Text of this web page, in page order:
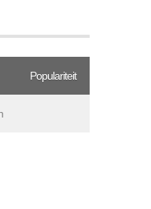
Populariteit